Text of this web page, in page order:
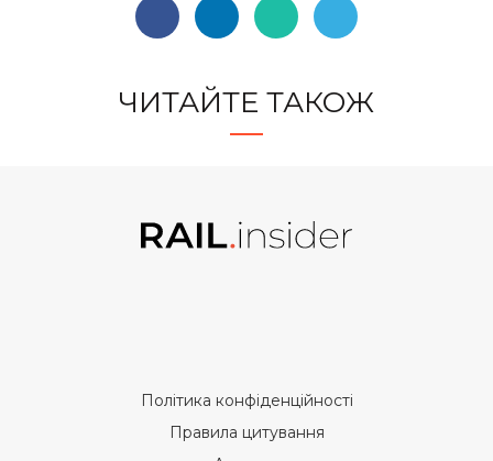
ЧИТАЙТЕ ТАКОЖ
Політика конфіденційності
Правила цитування